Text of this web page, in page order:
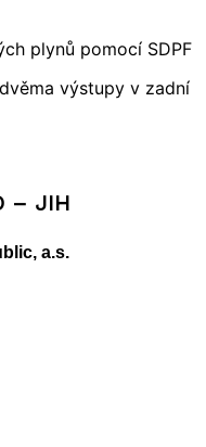
plynů pomocí SDPF
výstupy v zadní
– JIH
a.s.